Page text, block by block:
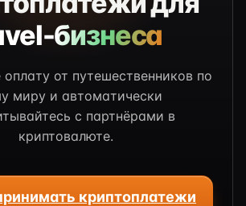
бизнеса
от путешественников по
миру и автоматически
с партнёрами в
криптовалюте.
криптоплатежи